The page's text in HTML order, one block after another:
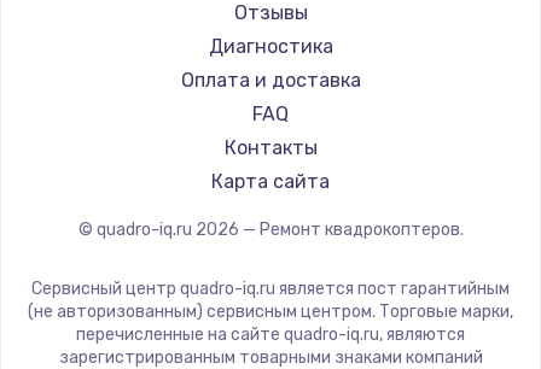
Отзывы
Диагностика
Оплата и доставка
FAQ
Контакты
Карта сайта
© quadro-iq.ru 2026 — Ремонт квадрокоптеров.
Сервисный центр quadro-iq.ru является пост гарантийным
(не авторизованным) сервисным центром. Торговые марки,
перечисленные на сайте quadro-iq.ru, являются
зарегистрированным товарными знаками компаний